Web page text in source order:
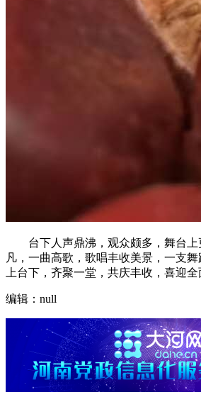
台下人声鼎沸，观众颇多，舞台
凡，一曲高歌，歌唱丰收美景，一支
上台下，齐聚一堂，共庆丰收，喜迎全
编辑：null